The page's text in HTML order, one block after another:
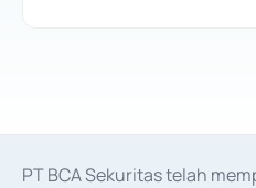
PT BCA Sekuritas telah